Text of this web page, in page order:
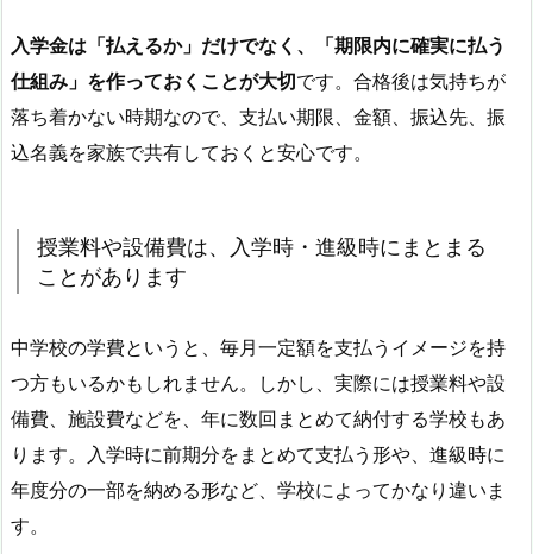
入学金は「払えるか」だけでなく、「期限内に確実に払う
仕組み」を作っておくことが大切です。合格後は気持ちが
落ち着かない時期なので、支払い期限、金額、振込先、振
込名義を家族で共有しておくと安心です。
授業料や設備費は、入学時・進級時にまとまる
ことがあります
中学校の学費というと、毎月一定額を支払うイメージを持
つ方もいるかもしれません。しかし、実際には授業料や設
備費、施設費などを、年に数回まとめて納付する学校もあ
ります。入学時に前期分をまとめて支払う形や、進級時に
年度分の一部を納める形など、学校によってかなり違いま
す。